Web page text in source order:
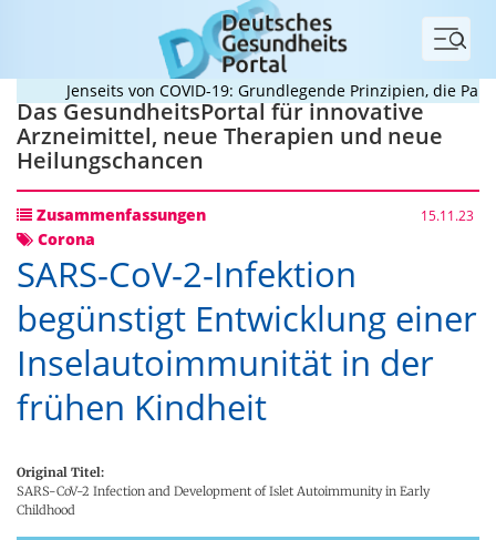
Menü
Jenseits von COVID-19: Grundlegende Prinzipien, die
Das GesundheitsPortal für innovative
Arzneimittel, neue Therapien und neue
Heilungschancen
Zusammenfassungen 15.11.23
Corona
SARS-CoV-2-Infektion
begünstigt Entwicklung einer
Inselautoimmunität in der
frühen Kindheit
Original Titel:
SARS-CoV-2 Infection and Development of Islet Autoimmunity in Early
Childhood